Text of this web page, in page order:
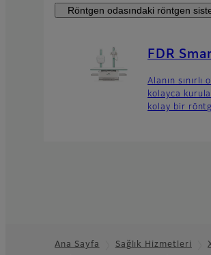
Röntgen odasındaki röntgen
FDR
Alanın
kolayca
kolay bir
Ana Sayfa Sağlık Hizmetleri